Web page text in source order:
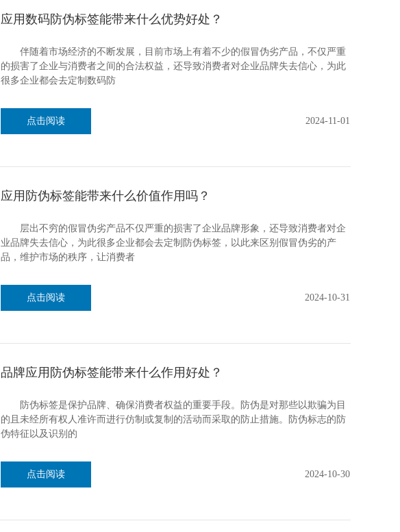
应用数码防伪标签能带来什么优势好处？
伴随着市场经济的不断发展，目前市场上有着不少的假冒伪劣产品，不仅严重
的损害了企业与消费者之间的合法权益，还导致消费者对企业品牌失去信心，为此
很多企业都会去定制数码防
点击阅读 2024-11-01
应用防伪标签能带来什么价值作用吗？
层出不穷的假冒伪劣产品不仅严重的损害了企业品牌形象，还导致消费者对企
业品牌失去信心，为此很多企业都会去定制防伪标签，以此来区别假冒伪劣的产
品，维护市场的秩序，让消费者
点击阅读 2024-10-31
品牌应用防伪标签能带来什么作用好处？
防伪标签是保护品牌、确保消费者权益的重要手段。防伪是对那些以欺骗为目
的且未经所有权人准许而进行仿制或复制的活动而采取的防止措施。防伪标志的防
伪特征以及识别的
点击阅读 2024-10-30